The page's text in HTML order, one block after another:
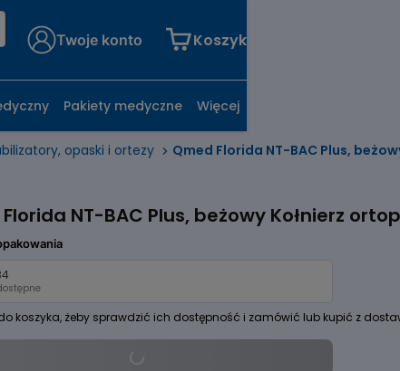
opaski i ortezy Qmed Florida NT-BAC Plus,
NT-BAC Plus, beżowy Kołnierz
koszyka, żeby sprawdzić ich dostępność i zamówić lub kupić z
Twoje konto Koszyk
Pakiety medyczne Więcej